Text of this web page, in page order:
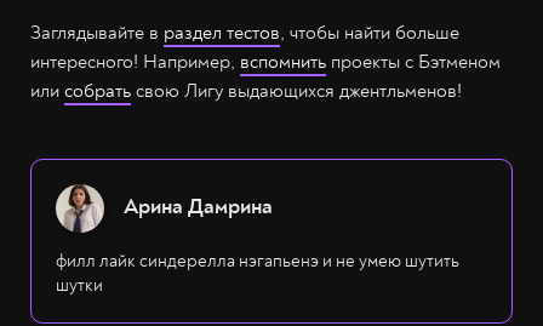
Заглядывайте в раздел тестов, чтобы найти больше
интересного! Например, вспомнить проекты с Бэтменом
или собрать свою Лигу выдающихся джентльменов!
Арина Дамрина
филл лайк синдерелла нэгапьенэ и не умею шутить
шутки